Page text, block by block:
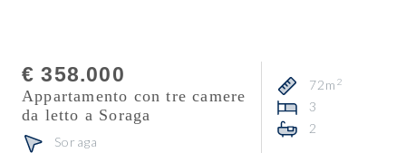
€ 358.000
Appartamento con tre camere
da letto a Soraga
Soraga
72m 2
3
2